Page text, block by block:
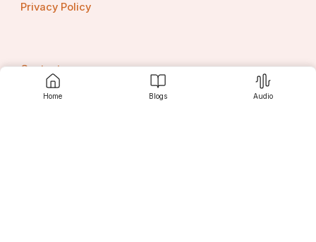
Home Blogs Audio
Privacy Policy
Contact us